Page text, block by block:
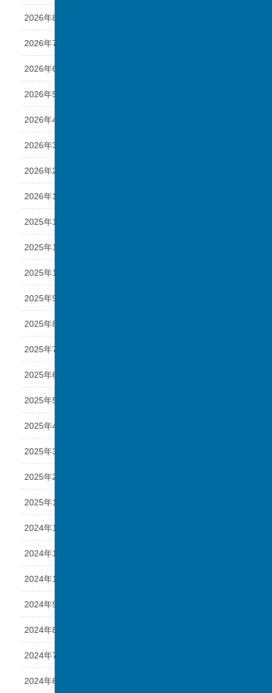
2026年8月
2026年7月
2026年6月
2026年5月
2026年4月
2026年3月
2026年2月
2026年1月
2025年12月
2025年11月
2025年10月
2025年9月
2025年8月
2025年7月
2025年6月
2025年5月
2025年4月
2025年3月
2025年2月
2025年1月
2024年12月
2024年11月
2024年10月
2024年9月
2024年8月
2024年7月
2024年6月